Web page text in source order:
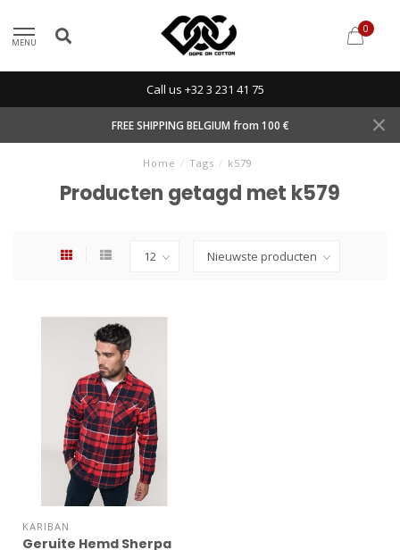
MENU
0
Call us +32 3 231 41 75
FREE SHIPPING BELGIUM from 100 €
Home / Tags / k579
Producten getagd met k579
KARIBAN
Geruite Hemd Sherpa